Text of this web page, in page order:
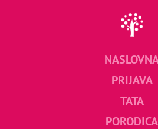
PRIJAVA
TATA
PORODICA